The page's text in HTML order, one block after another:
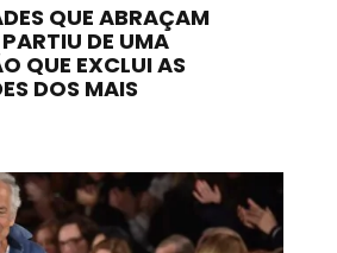
QUE ABRAÇAM
DE UMA
QUE EXCLUI AS
DOS MAIS